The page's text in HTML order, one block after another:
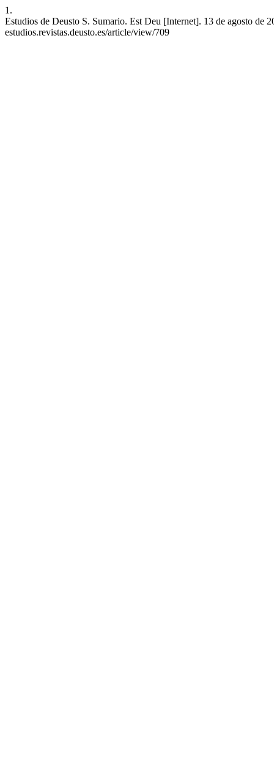
1.
Estudios de Deusto S. Sumario. Est Deu [Internet]. 13 de agosto de
estudios.revistas.deusto.es/article/view/709